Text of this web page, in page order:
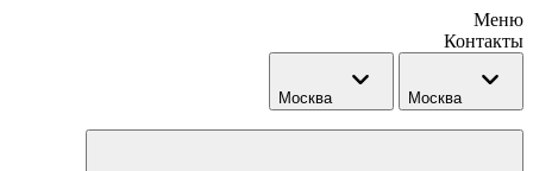
Меню
Контакты
Москва Москва